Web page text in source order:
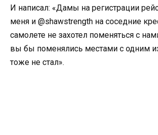
И написал: «Дамы на регистрации
меня и @shawstrength на соседние
самолете не захотел поменяться с
вы бы поменялись местами с одним
тоже не стал».